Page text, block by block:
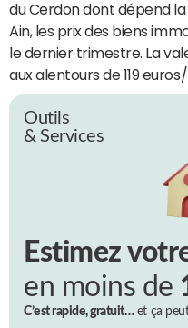
du Cerdon dont dépend
Ain, les prix des biens
le dernier trimestre. La
aux alentours de 119 euros/
Outils
& Services
Estimez
en moins de
C’est rapide, gratuit…et ça